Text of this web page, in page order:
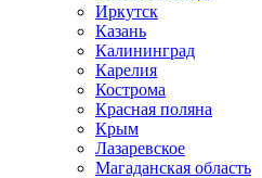
Иркутск
Казань
Калининград
Карелия
Кострома
Красная поляна
Крым
Лазаревское
Магаданская область